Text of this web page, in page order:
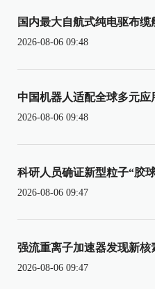
国内最大自航式纯电驱布缆
2026-08-06 09:48
中国机器人适配全球多元应
2026-08-06 09:48
科研人员确证新型粒子“胶
2026-08-06 09:47
强流重离子加速器发现新核
2026-08-06 09:47